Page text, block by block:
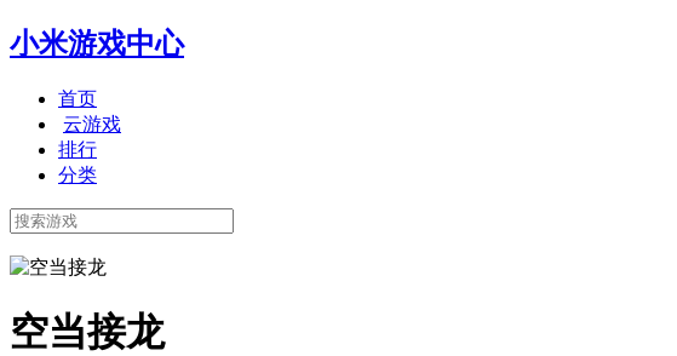
小米游戏中心
首页
云游戏
排行
分类
空当接龙